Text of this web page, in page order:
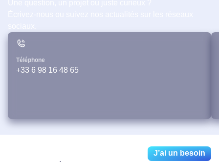
Téléphone
+33 6 98 16 48 65
J’ai un besoin